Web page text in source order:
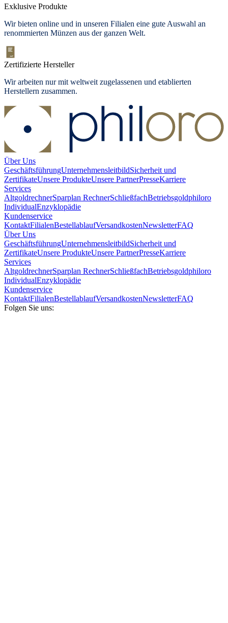
Exklusive Produkte
Wir bieten online und in unseren Filialen eine gute Auswahl an
renommierten Münzen aus der ganzen Welt.
Zertifizierte Hersteller
Wir arbeiten nur mit weltweit zugelassenen und etablierten
Herstellern zusammen.
Über Uns
GeschäftsführungUnternehmensleitbildSicherheit und
ZertifikateUnsere ProdukteUnsere PartnerPresseKarriere
Services
AltgoldrechnerSparplan RechnerSchließfachBetriebsgoldphiloro
IndividualEnzyklopädie
Kundenservice
KontaktFilialenBestellablaufVersandkostenNewsletterFAQ
Über Uns
GeschäftsführungUnternehmensleitbildSicherheit und
ZertifikateUnsere ProdukteUnsere PartnerPresseKarriere
Services
AltgoldrechnerSparplan RechnerSchließfachBetriebsgoldphiloro
IndividualEnzyklopädie
Kundenservice
KontaktFilialenBestellablaufVersandkostenNewsletterFAQ
Folgen Sie uns: